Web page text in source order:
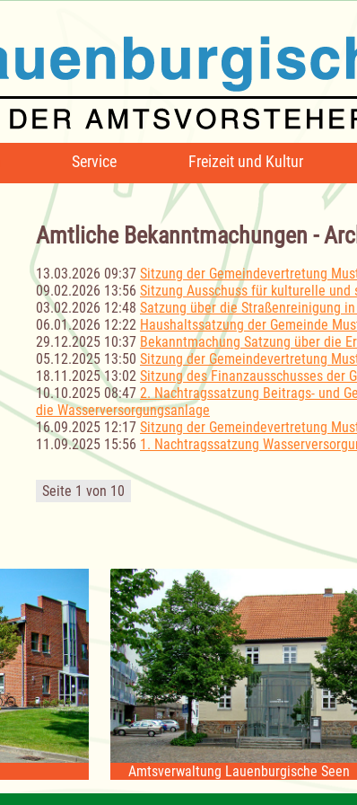
Service Freizeit und Kultur
Amtliche Bekanntmachungen -
13.03.2026 09:37 Sitzung der Gemeindevertretung
09.02.2026 13:56 Sitzung Ausschuss für kulturelle
03.02.2026 12:48 Satzung über die Straßenreinigung
06.01.2026 12:22 Haushaltssatzung der Gemeinde
29.12.2025 10:37 Bekanntmachung Satzung über die
05.12.2025 13:50 Sitzung der Gemeindevertretung
18.11.2025 13:02 Sitzung des Finanzausschusses der
10.10.2025 08:47 2. Nachtragssatzung Beitrags- und
die Wasserversorgungsanlage
16.09.2025 12:17 Sitzung der Gemeindevertretung
11.09.2025 15:56 1. Nachtragssatzung
Seite 1 von 10
Amtsverwaltung Lauenburgische Seen